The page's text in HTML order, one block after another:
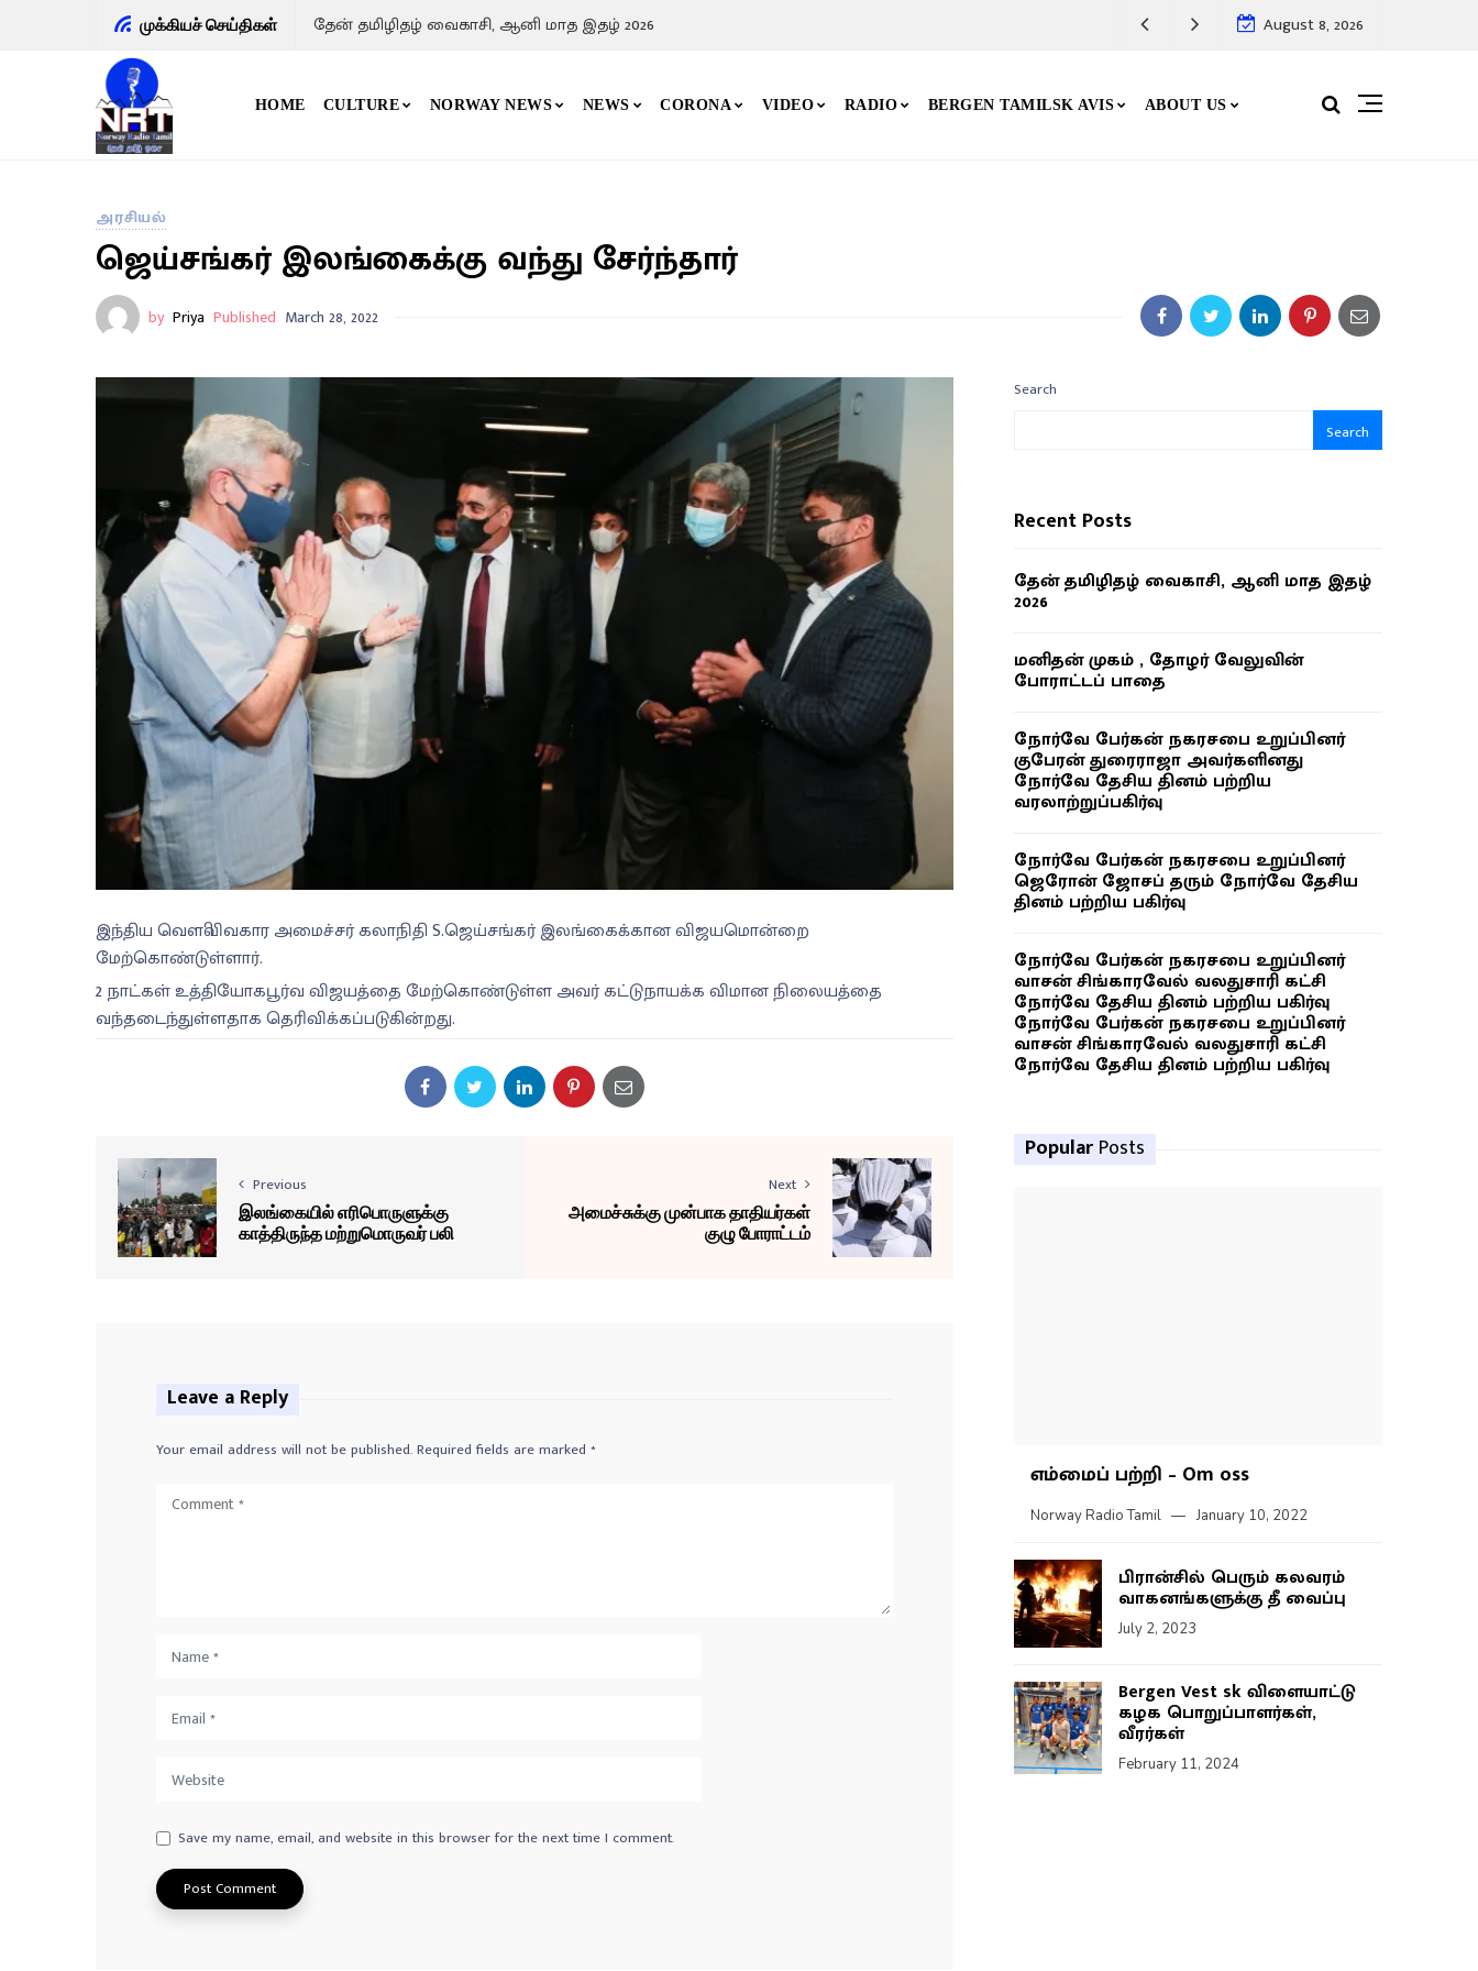
முக்கியச் செய்திகள் தேன் தமிழிதழ் வைகாசி, ஆனி மாத இதழ் 2026 August 8, 2026
HOME CULTURE NORWAY NEWS NEWS CORONA VIDEO RADIO BERGEN TAMILSK AVIS ABOUT US
அரசியல்
ஜெய்சங்கர் இலங்கைக்கு வந்து சேர்ந்தார்
by Priya Published March 28, 2022
இந்திய வௌிவிவகார அமைச்சர் கலாநிதி S.ஜெய்சங்கர் இலங்கைக்கான விஜயமொன்றை
மேற்கொண்டுள்ளார்.
2 நாட்கள் உத்தியோகபூர்வ விஜயத்தை மேற்கொண்டுள்ள அவர் கட்டுநாயக்க விமான நிலையத்தை
வந்தடைந்துள்ளதாக தெரிவிக்கப்படுகின்றது.
Previous
இலங்கையில் எரிபொருளுக்கு
காத்திருந்த மற்றுமொருவர் பலி
Next
அமைச்சுக்கு முன்பாக தாதியர்கள்
குழு போராட்டம்
Leave a Reply
Your email address will not be published.Required fields are marked *
Save my name, email, and website in this browser for the next time I comment.
Search
Search
Recent Posts
தேன் தமிழிதழ் வைகாசி, ஆனி மாத இதழ்
2026
மனிதன் முகம் , தோழர் வேலுவின்
போராட்டப் பாதை
நோர்வே பேர்கன் நகரசபை உறுப்பினர்
குபேரன் துரைராஜா அவர்களினது
நோர்வே தேசிய தினம் பற்றிய
வரலாற்றுப்பகிர்வு
நோர்வே பேர்கன் நகரசபை உறுப்பினர்
ஜெரோன் ஜோசப் தரும் நோர்வே தேசிய
தினம் பற்றிய பகிர்வு
நோர்வே பேர்கன் நகரசபை உறுப்பினர்
வாசன் சிங்காரவேல் வலதுசாரி கட்சி
நோர்வே தேசிய தினம் பற்றிய பகிர்வு
நோர்வே பேர்கன் நகரசபை உறுப்பினர்
வாசன் சிங்காரவேல் வலதுசாரி கட்சி
நோர்வே தேசிய தினம் பற்றிய பகிர்வு
Popular Posts
எம்மைப் பற்றி – Om oss
Norway Radio Tamil January 10, 2022
பிரான்சில் பெரும் கலவரம்
வாகனங்களுக்கு தீ வைப்பு
July 2, 2023
Bergen Vest sk விளையாட்டு
கழக பொறுப்பாளர்கள்,
வீரர்கள்
February 11, 2024